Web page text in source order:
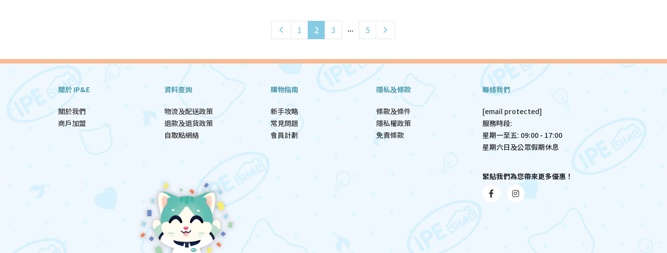
1 2 3 ... 5
關於 IP&E
關於我們
商戶加盟
資料查詢
物流及配送政策
退款及退貨政策
自取點網絡
購物指南
新手攻略
常見問題
會員計劃
隱私及條款
條款及條件
隱私權政策
免責條款
聯絡我們
[email protected]
服務時段:
星期一至五: 09:00 - 17:00
星期六日及公眾假期休息
緊貼我們為您帶來更多優惠！